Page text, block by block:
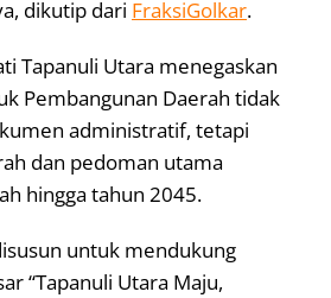
dikutip dari FraksiGolkar.
Tapanuli Utara menegaskan
Pembangunan Daerah tidak
administratif, tetapi
dan pedoman utama
hingga tahun 2045.
untuk mendukung
“Tapanuli Utara Maju,